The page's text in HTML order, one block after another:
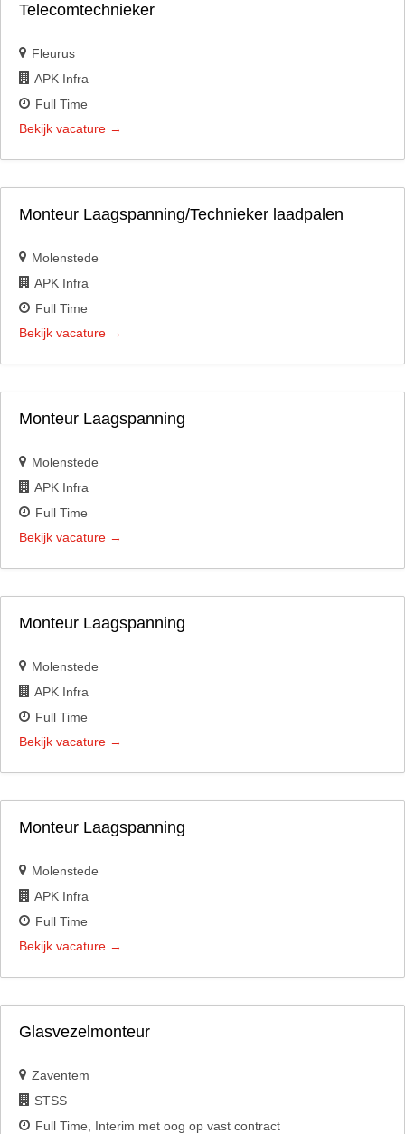
Telecomtechnieker
Fleurus
APK Infra
Full Time
Bekijk vacature
Monteur Laagspanning/Technieker laadpalen
Molenstede
APK Infra
Full Time
Bekijk vacature
Monteur Laagspanning
Molenstede
APK Infra
Full Time
Bekijk vacature
Monteur Laagspanning
Molenstede
APK Infra
Full Time
Bekijk vacature
Monteur Laagspanning
Molenstede
APK Infra
Full Time
Bekijk vacature
Glasvezelmonteur
Zaventem
STSS
Full Time
Interim met oog op vast contract